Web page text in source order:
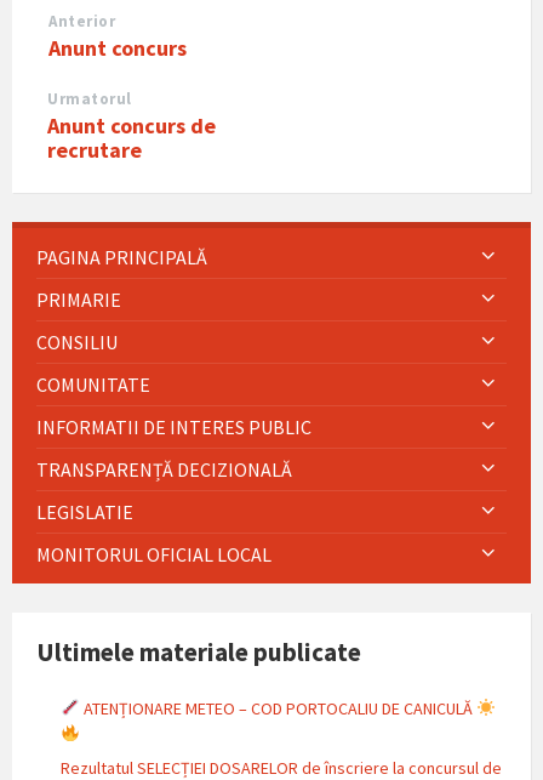
Anterior
Anunt concurs
Urmatorul
Anunt concurs de
recrutare
PAGINA PRINCIPALĂ
PRIMARIE
CONSILIU
COMUNITATE
INFORMATII DE INTERES PUBLIC
TRANSPARENȚĂ DECIZIONALĂ
LEGISLATIE
MONITORUL OFICIAL LOCAL
Ultimele materiale publicate
ATENȚIONARE METEO – COD PORTOCALIU DE CANICULĂ
Rezultatul SELECȚIEI DOSARELOR de înscriere la concursul de